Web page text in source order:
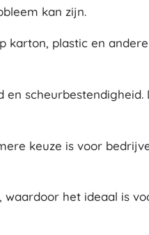
kan zijn.
plastic en
keuze is voor
het ideaal is